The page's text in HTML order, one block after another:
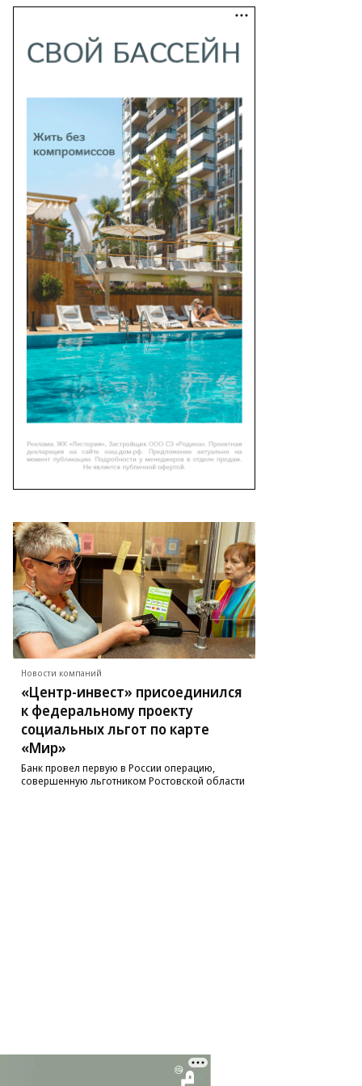
Новости компаний
«Центр-инвест» присоединился
к федеральному проекту
социальных льгот по карте
«Мир»
Банк провел первую в России операцию,
совершенную льготником Ростовской области